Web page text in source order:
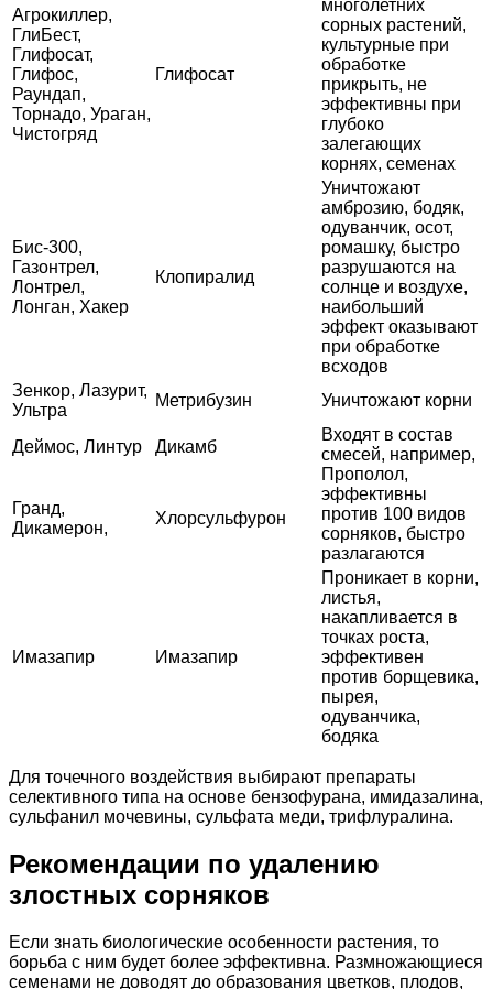
Агрокиллер,
ГлиБест,
Глифосат,
Глифос,
Раундап,
Торнадо, Ураган,
Чистогряд
Глифосат
многолетних
сорных растений,
культурные при
обработке
прикрыть, не
эффективны при
глубоко
залегающих
корнях, семенах
Бис-300,
Газонтрел,
Лонтрел,
Лонган, Хакер
Клопиралид
Уничтожают
амброзию, бодяк,
одуванчик, осот,
ромашку, быстро
разрушаются на
солнце и воздухе,
наибольший
эффект оказывают
при обработке
всходов
Зенкор, Лазурит,
Ультра
Метрибузин Уничтожают корни
Деймос, Линтур Дикамб
Входят в состав
смесей, например,
Прополол,
эффективны
против 100 видов
сорняков, быстро
разлагаются
Гранд,
Дикамерон,
Хлорсульфурон
Имазапир Имазапир
Проникает в корни,
листья,
накапливается в
точках роста,
эффективен
против борщевика,
пырея,
одуванчика,
бодяка
Для точечного воздействия выбирают препараты
селективного типа на основе бензофурана, имидазалина,
сульфанил мочевины, сульфата меди, трифлуралина.
Рекомендации по удалению
злостных сорняков
Если знать биологические особенности растения, то
борьба с ним будет более эффективна. Размножающиеся
семенами не доводят до образования цветков, плодов,